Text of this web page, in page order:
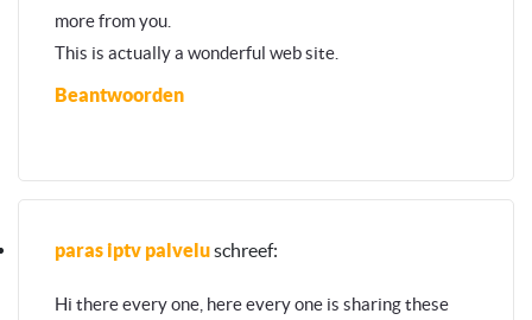
more from you.
This is actually a wonderful web site.
Beantwoorden
paras iptv palveluschreef:
Hi there every one, here every one is sharing these